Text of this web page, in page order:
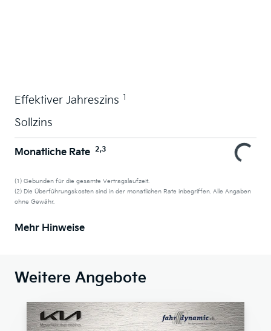
Effektiver Jahreszins 1
Sollzins
Monatliche Rate 2,3
(1) Gebunden für die gesamte Vertragslaufzeit.
(2) Die Überführungskosten sind in der monatlichen Rate inbegriffen. Alle Angaben
ohne Gewähr.
Mehr Hinweise
Weitere Angebote